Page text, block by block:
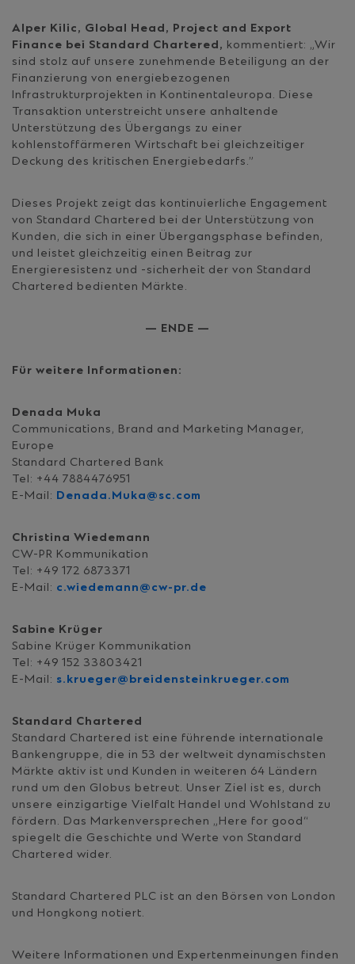
Alper Kilic, Global Head, Project and Export
Finance bei Standard Chartered, kommentiert: „Wir
sind stolz auf unsere zunehmende Beteiligung an der
Finanzierung von energiebezogenen
Infrastrukturprojekten in Kontinentaleuropa. Diese
Transaktion unterstreicht unsere anhaltende
Unterstützung des Übergangs zu einer
kohlenstoffärmeren Wirtschaft bei gleichzeitiger
Deckung des kritischen Energiebedarfs.”
Dieses Projekt zeigt das kontinuierliche Engagement
von Standard Chartered bei der Unterstützung von
Kunden, die sich in einer Übergangsphase befinden,
und leistet gleichzeitig einen Beitrag zur
Energieresistenz und -sicherheit der von Standard
Chartered bedienten Märkte.
— ENDE —
Für weitere Informationen:
Denada Muka
Communications, Brand and Marketing Manager,
Europe
Standard Chartered Bank
Tel: +44 7884476951
E-Mail: Denada.Muka@sc.com
Christina Wiedemann
CW-PR Kommunikation
Tel: +49 172 6873371
E-Mail: c.wiedemann@cw-pr.de
Sabine Krüger
Sabine Krüger Kommunikation
Tel: +49 152 33803421
E-Mail: s.krueger@breidensteinkrueger.com
Standard Chartered
Standard Chartered ist eine führende internationale
Bankengruppe, die in 53 der weltweit dynamischsten
Märkte aktiv ist und Kunden in weiteren 64 Ländern
rund um den Globus betreut. Unser Ziel ist es, durch
unsere einzigartige Vielfalt Handel und Wohlstand zu
fördern. Das Markenversprechen „Here for good“
spiegelt die Geschichte und Werte von Standard
Chartered wider.
Standard Chartered PLC ist an den Börsen von London
und Hongkong notiert.
Weitere Informationen und Expertenmeinungen finden